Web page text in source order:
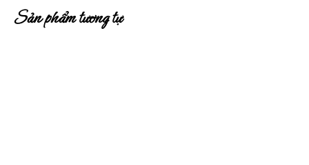
Sản phẩm tương tự